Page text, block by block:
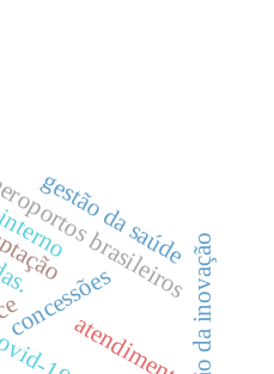
19.
concessõesbrasileirosgestão da inovação
gestão da saúde
atendimento